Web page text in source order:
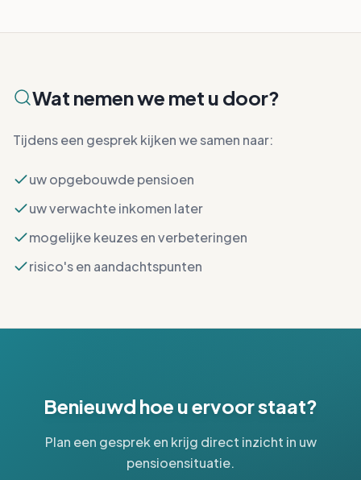
Wat nemen we met u door?
Tijdens een gesprek kijken we samen naar:
uw opgebouwde pensioen
uw verwachte inkomen later
mogelijke keuzes en verbeteringen
risico's en aandachtspunten
Benieuwd hoe u ervoor staat?
Plan een gesprek en krijg direct inzicht in uw
pensioensituatie.